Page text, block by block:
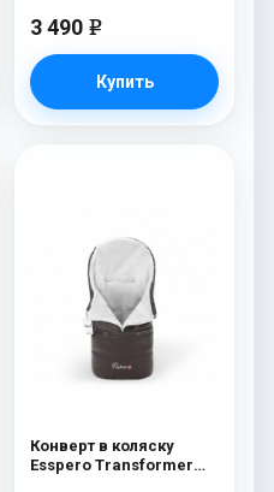
3 490 e
Купить
Конверт в коляску
Esspero Transformer